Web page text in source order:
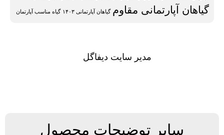
گیاهان آپارتمانی مقاوم گیاهان آپارتمانی ۱۴۰۳ گیاه مناسب آپارتمان
مدیر سایت دیفاگل
سایر توضیحات محصول